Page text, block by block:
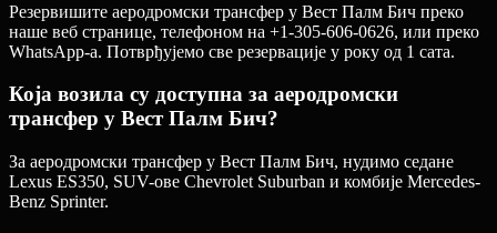
Резервишите аеродромски трансфер у Вест Палм Бич преко
наше веб странице, телефоном на +1-305-606-0626, или преко
WhatsApp-а. Потврђујемо све резервације у року од 1 сата.
Која возила су доступна за аеродромски
трансфер у Вест Палм Бич?
За аеродромски трансфер у Вест Палм Бич, нудимо седане
Lexus ES350, SUV-ове Chevrolet Suburban и комбије Mercedes-
Benz Sprinter.